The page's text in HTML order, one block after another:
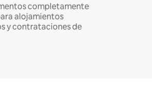
completamente
alojamientos
y contrataciones de